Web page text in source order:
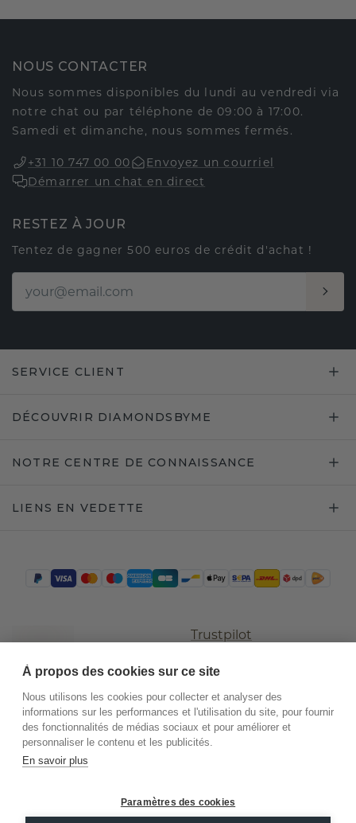
NOUS CONTACTER
Nous sommes disponibles du lundi au vendredi via
notre chat ou par téléphone de 09:00 à 17:00.
Samedi et dimanche, nous sommes fermés.
+31 10 747 00 00
Envoyez un courriel
Démarrer un chat en direct
RESTEZ À JOUR
Tentez de gagner 500 euros de crédit d'achat !
SERVICE CLIENT
DÉCOUVRIR DIAMONDSBYME
NOTRE CENTRE DE CONNAISSANCE
LIENS EN VEDETTE
Trustpilot
.DiamondsByMe
Conditions
Confidentialité Mentions
À propos des cookies sur ce site
Nous utilisons les cookies pour collecter et analyser des
informations sur les performances et l'utilisation du site, pour fournir
des fonctionnalités de médias sociaux et pour améliorer et
personnaliser le contenu et les publicités.
En savoir plus
Paramètres des cookies